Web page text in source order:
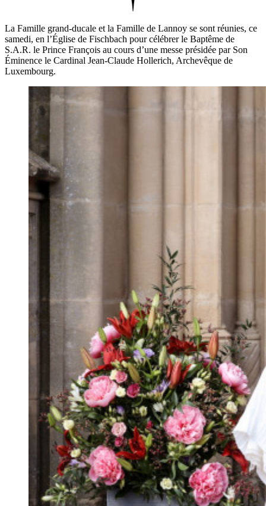
La Famille grand-ducale et la Famille de Lannoy se sont réunies, ce
samedi, en l’Église de Fischbach pour célébrer le Baptême de
S.A.R. le Prince François au cours d’une messe présidée par Son
Éminence le Cardinal Jean-Claude Hollerich, Archevêque de
Luxembourg.